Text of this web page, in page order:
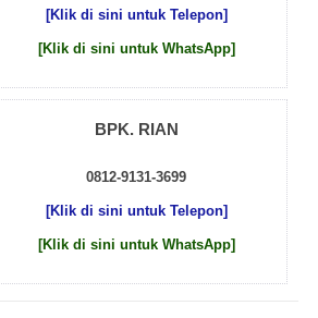
[Klik di sini untuk Telepon]
[Klik di sini untuk WhatsApp]
BPK. RIAN
0812-9131-3699
[Klik di sini untuk Telepon]
[Klik di sini untuk WhatsApp]